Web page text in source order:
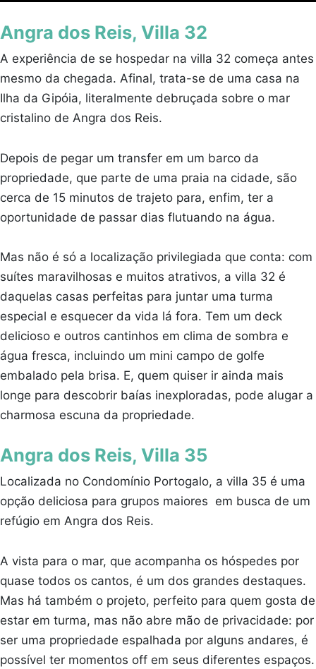
Angra dos Reis, Villa 32
A experiência de se hospedar na villa 32 começa antes
mesmo da chegada. Afinal, trata-se de uma casa na
Ilha da Gipóia, literalmente debruçada sobre o mar
cristalino de Angra dos Reis.
Depois de pegar um transfer em um barco da
propriedade, que parte de uma praia na cidade, são
cerca de 15 minutos de trajeto para, enfim, ter a
oportunidade de passar dias flutuando na água.
Mas não é só a localização privilegiada que conta: com
suítes maravilhosas e muitos atrativos, a villa 32 é
daquelas casas perfeitas para juntar uma turma
especial e esquecer da vida lá fora. Tem um deck
delicioso e outros cantinhos em clima de sombra e
água fresca, incluindo um mini campo de golfe
embalado pela brisa. E, quem quiser ir ainda mais
longe para descobrir baías inexploradas, pode alugar a
charmosa escuna da propriedade.
Angra dos Reis, Villa 35
Localizada no Condomínio Portogalo, a villa 35 é uma
opção deliciosa para grupos maiores em busca de um
refúgio em Angra dos Reis.
A vista para o mar, que acompanha os hóspedes por
quase todos os cantos, é um dos grandes destaques.
Mas há também o projeto, perfeito para quem gosta de
estar em turma, mas não abre mão de privacidade: por
ser uma propriedade espalhada por alguns andares, é
possível ter momentos off em seus diferentes espaços.